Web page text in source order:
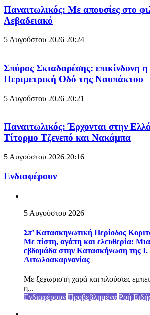
Παναιτωλικός: Με απουσίες στο
Λεβαδειακό
5 Αυγούστου 2026 20:24
Σπύρος Σκιαδαρέσης: επικίνδυνη
Περιμετρική Οδό της Ναυπάκτου
5 Αυγούστου 2026 20:21
Παναιτωλικός: Έρχονται στην
Τίτορμο Τζενεπό και Νακάμπα
5 Αυγούστου 2026 20:16
Ενδιαφέρουν
5 Αυγούστου 2026
Στ’ Κατασκηνωτική Περίοδος
Με πίστη, αγάπη και ελευθερία:
εβδομάδα στην Κατασκήνωση της
Αιτωλοακαρνανίας
Με ξεχωριστή χαρά και πλούσιες
η...
Ενδιαφέρουν Προβεβλημένα Ροή